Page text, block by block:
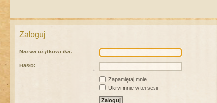
Zaloguj
Nazwa użytkownika:
Hasło:
Zapamiętaj mnie
Ukryj mnie w tej sesji